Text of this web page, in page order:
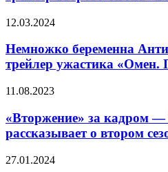
вышел
band
второго
сезона
Лондона»
Немножко
Антихристом:
новый
трейлер
«Омен.
знамение»
12.03.2024
Немножко беременна
трейлер ужастика «Омен.
«Вторжение»
кадром
—
Саймон
рассказывает
11.08.2023
«Вторжение» за кадром
рассказывает о втором
Пол
27.01.2024